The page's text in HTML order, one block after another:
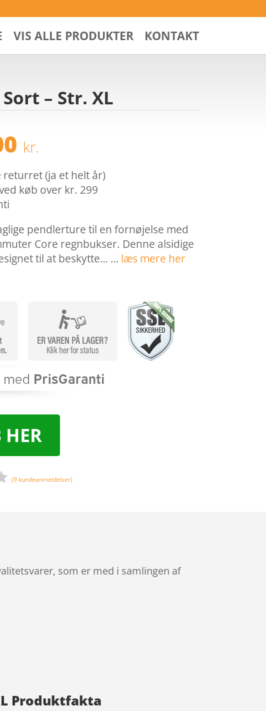
VIS ALLE PRODUKTER KONTAKT
– Str. XL
kr.
returret (ja et helt år)
køb over kr. 299
pendlerture til en fornøjelse med
Core regnbukser. Denne alsidige
til at beskytte… … læs mere her
(9 kundeanmeldelser)
som er med i samlingen af
Produktfakta